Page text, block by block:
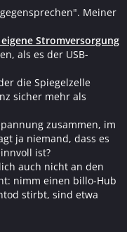
Meiner
Stromversorgung
als es der USB-
die Spiegelzelle
sicher mehr als
zusammen, im
ja niemand, dass es
ist?
auch nicht an den
nimm einen billo-Hub
stirbt, sind etwa